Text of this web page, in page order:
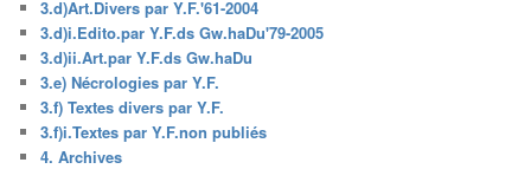
3.d)Art.Divers par Y.F.'61-2004
3.d)i.Edito.par Y.F.ds Gw.haDu'79-2005
3.d)ii.Art.par Y.F.ds Gw.haDu
3.e) Nécrologies par Y.F.
3.f) Textes divers par Y.F.
3.f)i.Textes par Y.F.non publiés
4. Archives